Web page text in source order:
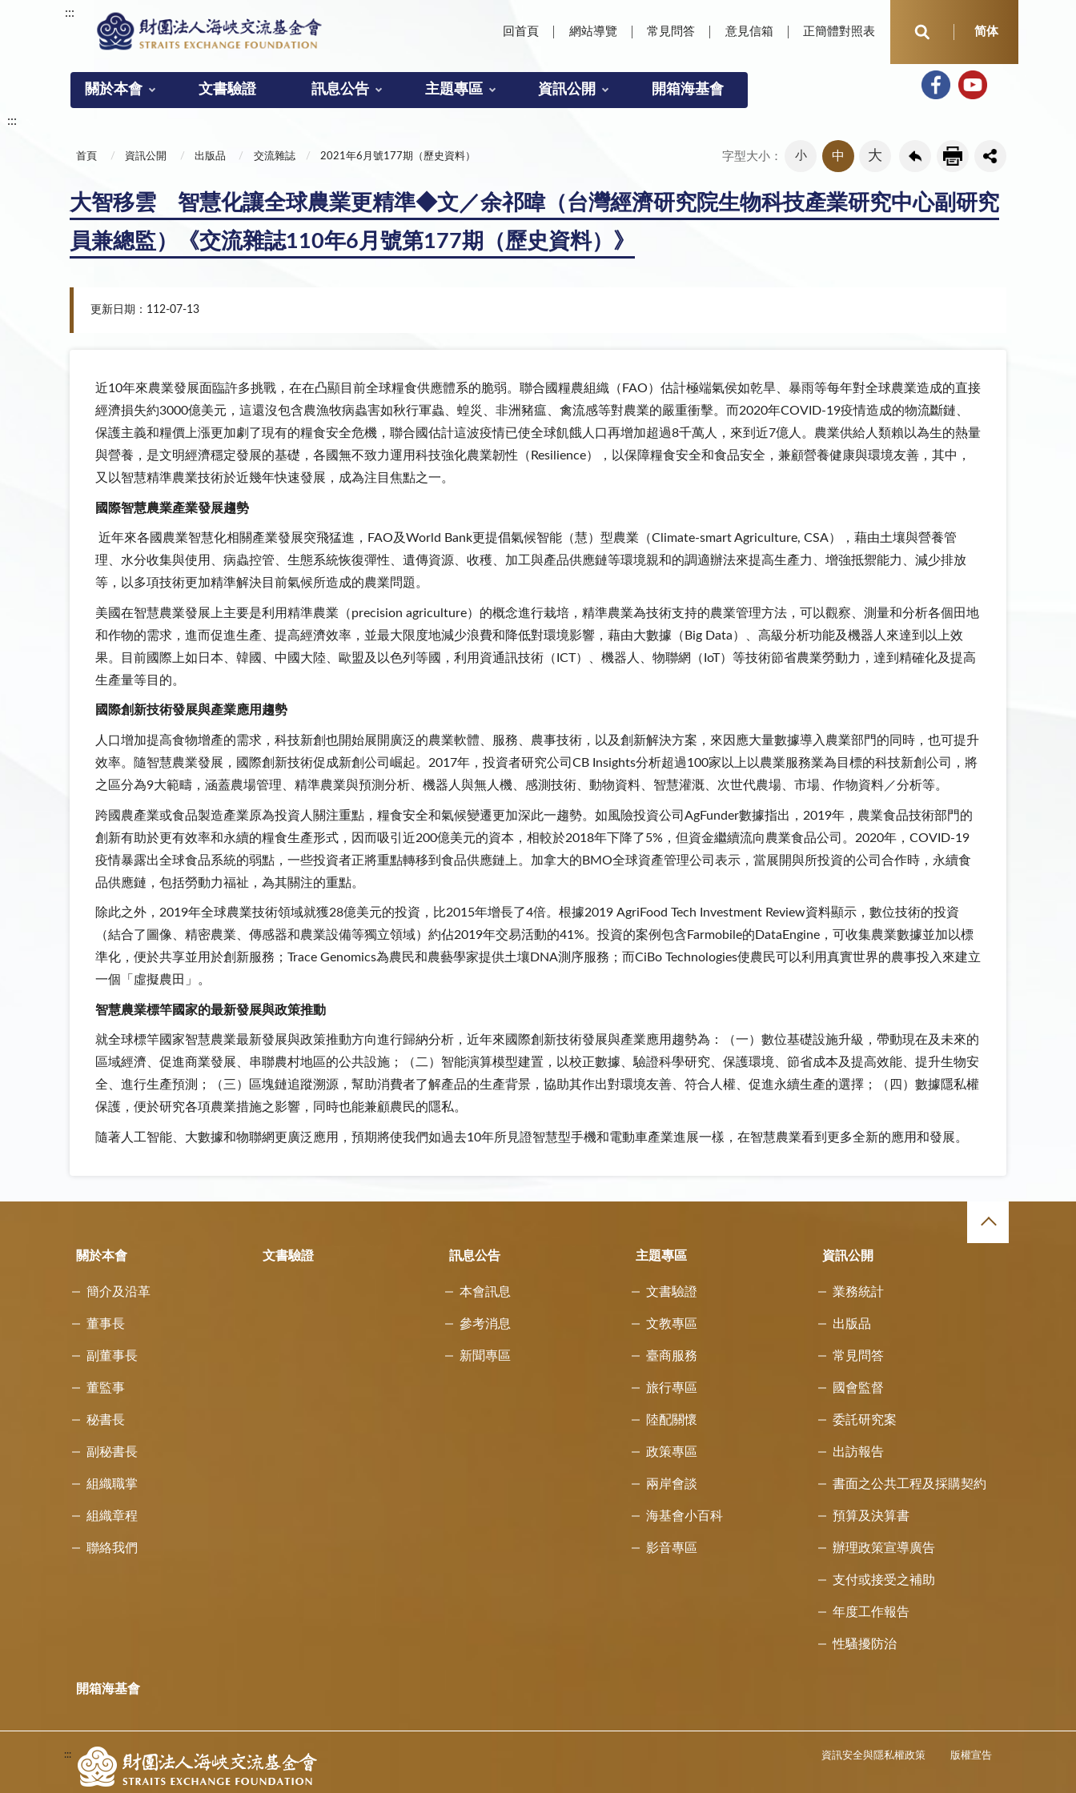
:::
回首頁 網站導覽 常見問答 意見信箱 正簡體對照表 简体
關於本會 文書驗證 訊息公告 主題專區 資訊公開 開箱海基會
:::
首頁 資訊公開 出版品 交流雜誌 2021年6月號177期（歷史資料） 字型大小： 小 中 大
大智移雲 智慧化讓全球農業更精準◆文／余祁暐（台灣經濟研究院生物科技產業研究中心副研究
員兼總監）《交流雜誌110年6月號第177期（歷史資料）》
更新日期：112-07-13
近10年來農業發展面臨許多挑戰，在在凸顯目前全球糧食供應體系的脆弱。聯合國糧農組織（FAO）估計極端氣侯如乾旱、暴雨等每年對全球農業造成的直接
經濟損失約3000億美元，這還沒包含農漁牧病蟲害如秋行軍蟲、蝗災、非洲豬瘟、禽流感等對農業的嚴重衝擊。而2020年COVID-19疫情造成的物流斷鏈、
保護主義和糧價上漲更加劇了現有的糧食安全危機，聯合國估計這波疫情已使全球飢餓人口再增加超過8千萬人，來到近7億人。農業供給人類賴以為生的熱量
與營養，是文明經濟穩定發展的基礎，各國無不致力運用科技強化農業韌性（Resilience），以保障糧食安全和食品安全，兼顧營養健康與環境友善，其中，
又以智慧精準農業技術於近幾年快速發展，成為注目焦點之一。
國際智慧農業產業發展趨勢
近年來各國農業智慧化相關產業發展突飛猛進，FAO及World Bank更提倡氣候智能（慧）型農業（Climate-smart Agriculture, CSA），藉由土壤與營養管
理、水分收集與使用、病蟲控管、生態系統恢復彈性、遺傳資源、收穫、加工與產品供應鏈等環境親和的調適辦法來提高生產力、增強抵禦能力、減少排放
等，以多項技術更加精準解決目前氣候所造成的農業問題。
美國在智慧農業發展上主要是利用精準農業（precision agriculture）的概念進行栽培，精準農業為技術支持的農業管理方法，可以觀察、測量和分析各個田地
和作物的需求，進而促進生產、提高經濟效率，並最大限度地減少浪費和降低對環境影響，藉由大數據（Big Data）、高級分析功能及機器人來達到以上效
果。目前國際上如日本、韓國、中國大陸、歐盟及以色列等國，利用資通訊技術（ICT）、機器人、物聯網（IoT）等技術節省農業勞動力，達到精確化及提高
生產量等目的。
國際創新技術發展與產業應用趨勢
人口增加提高食物增產的需求，科技新創也開始展開廣泛的農業軟體、服務、農事技術，以及創新解決方案，來因應大量數據導入農業部門的同時，也可提升
效率。隨智慧農業發展，國際創新技術促成新創公司崛起。2017年，投資者研究公司CB Insights分析超過100家以上以農業服務業為目標的科技新創公司，將
之區分為9大範疇，涵蓋農場管理、精準農業與預測分析、機器人與無人機、感測技術、動物資料、智慧灌溉、次世代農場、市場、作物資料／分析等。
跨國農產業或食品製造產業原為投資人關注重點，糧食安全和氣候變遷更加深此一趨勢。如風險投資公司AgFunder數據指出，2019年，農業食品技術部門的
創新有助於更有效率和永續的糧食生產形式，因而吸引近200億美元的資本，相較於2018年下降了5%，但資金繼續流向農業食品公司。2020年，COVID-19
疫情暴露出全球食品系統的弱點，一些投資者正將重點轉移到食品供應鏈上。加拿大的BMO全球資產管理公司表示，當展開與所投資的公司合作時，永續食
品供應鏈，包括勞動力福祉，為其關注的重點。
除此之外，2019年全球農業技術領域就獲28億美元的投資，比2015年增長了4倍。根據2019 AgriFood Tech Investment Review資料顯示，數位技術的投資
（結合了圖像、精密農業、傳感器和農業設備等獨立領域）約佔2019年交易活動的41%。投資的案例包含Farmobile的DataEngine，可收集農業數據並加以標
準化，便於共享並用於創新服務；Trace Genomics為農民和農藝學家提供土壤DNA測序服務；而CiBo Technologies使農民可以利用真實世界的農事投入來建立
一個「虛擬農田」。
智慧農業標竿國家的最新發展與政策推動
就全球標竿國家智慧農業最新發展與政策推動方向進行歸納分析，近年來國際創新技術發展與產業應用趨勢為：（一）數位基礎設施升級，帶動現在及未來的
區域經濟、促進商業發展、串聯農村地區的公共設施；（二）智能演算模型建置，以校正數據、驗證科學研究、保護環境、節省成本及提高效能、提升生物安
全、進行生產預測；（三）區塊鏈追蹤溯源，幫助消費者了解產品的生產背景，協助其作出對環境友善、符合人權、促進永續生產的選擇；（四）數據隱私權
保護，便於研究各項農業措施之影響，同時也能兼顧農民的隱私。
隨著人工智能、大數據和物聯網更廣泛應用，預期將使我們如過去10年所見證智慧型手機和電動車產業進展一樣，在智慧農業看到更多全新的應用和發展。
關於本會
簡介及沿革
董事長
副董事長
董監事
秘書長
副秘書長
組織職掌
組織章程
聯絡我們
文書驗證 訊息公告
本會訊息
參考消息
新聞專區
主題專區
文書驗證
文教專區
臺商服務
旅行專區
陸配關懷
政策專區
兩岸會談
海基會小百科
影音專區
資訊公開
業務統計
出版品
常見問答
國會監督
委託研究案
出訪報告
書面之公共工程及採購契約
預算及決算書
辦理政策宣導廣告
支付或接受之補助
年度工作報告
性騷擾防治
開箱海基會
::: 資訊安全與隱私權政策 版權宣告